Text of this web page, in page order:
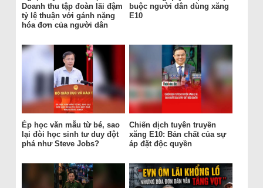
Doanh thu tập đoàn lãi đậm
tỷ lệ thuận với gánh nặng
hóa đơn của người dân
buộc người dân dùng xăng
E10
Ép học văn mẫu từ bé, sao
lại đòi học sinh tư duy đột
phá như Steve Jobs?
Chiến dịch tuyên truyền
xăng E10: Bản chất của sự
áp đặt độc quyền